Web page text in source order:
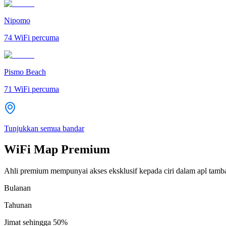
Nipomo
74 WiFi percuma
Pismo Beach
71 WiFi percuma
Tunjukkan semua bandar
WiFi Map Premium
Ahli premium mempunyai akses eksklusif kepada ciri dalam apl
Bulanan
Tahunan
Jimat sehingga 50%